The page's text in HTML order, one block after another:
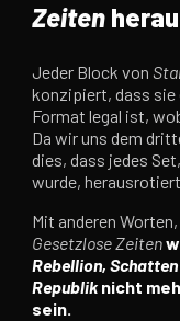
Zeiten
Jeder Block von
konzipiert, dass sie
Format legal ist,
Da wir uns dem
dies, dass jedes
wurde,
Mit anderen
Gesetzlose Zeiten
Rebellion,
Republiknicht
sein.